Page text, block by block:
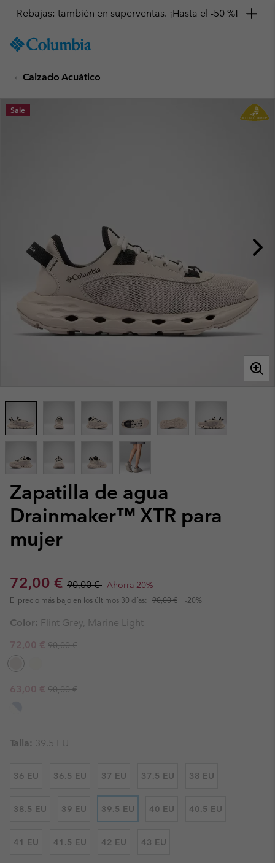
TO
SKIP
MAIN
NAV
Rebajas: también en superventas. ¡Hasta el -50 %!
Calzado Acuático
Zapatilla de agua
Drainmaker™ XTR para
mujer
Sale price:
72,00 € Regular price:
90,00 € Ahorra 20%
El precio más bajo en los últimos 30 días: 90,00 € -20%
Sale
Color: Flint Grey, Marine Light
Sale price:
72,00 € Regular price:
90,00 €
Sale price:
63,00 € Regular price:
90,00 €
Talla: 39.5 EU
36 EU 36.5 EU 37 EU 37.5 EU 38 EU
38.5 EU 39 EU 39.5 EU 40 EU 40.5 EU
41 EU 41.5 EU 42 EU 43 EU